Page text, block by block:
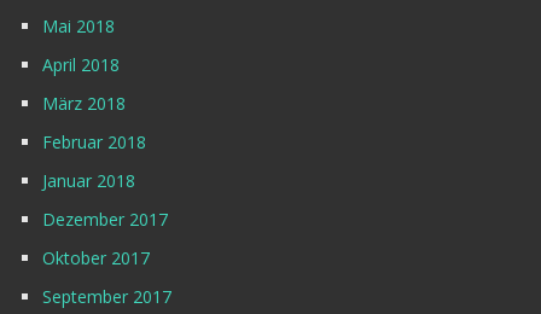
Mai 2018
April 2018
März 2018
Februar 2018
Januar 2018
Dezember 2017
Oktober 2017
September 2017